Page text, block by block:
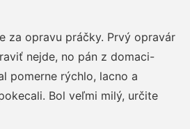
za opravu práčky. Prvý opravár
nejde, no pán z domaci-
pomerne rýchlo, lacno a
Bol veľmi milý, určite